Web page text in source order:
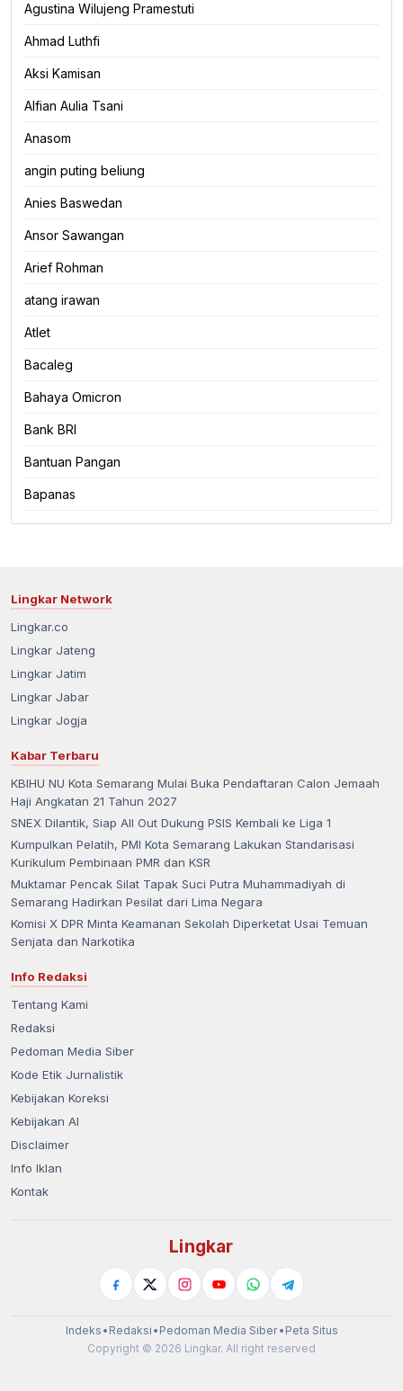
Agustina Wilujeng Pramestuti
Ahmad Luthfi
Aksi Kamisan
Alfian Aulia Tsani
Anasom
angin puting beliung
Anies Baswedan
Ansor Sawangan
Arief Rohman
atang irawan
Atlet
Bacaleg
Bahaya Omicron
Bank BRI
Bantuan Pangan
Bapanas
Lingkar Network
Lingkar.co
Lingkar Jateng
Lingkar Jatim
Lingkar Jabar
Lingkar Jogja
Kabar Terbaru
KBIHU NU Kota Semarang Mulai Buka Pendaftaran Calon Jemaah
Haji Angkatan 21 Tahun 2027
SNEX Dilantik, Siap All Out Dukung PSIS Kembali ke Liga 1
Kumpulkan Pelatih, PMI Kota Semarang Lakukan Standarisasi
Kurikulum Pembinaan PMR dan KSR
Muktamar Pencak Silat Tapak Suci Putra Muhammadiyah di
Semarang Hadirkan Pesilat dari Lima Negara
Komisi X DPR Minta Keamanan Sekolah Diperketat Usai Temuan
Senjata dan Narkotika
Info Redaksi
Tentang Kami
Redaksi
Pedoman Media Siber
Kode Etik Jurnalistik
Kebijakan Koreksi
Kebijakan AI
Disclaimer
Info Iklan
Kontak
Lingkar
Indeks • Redaksi • Pedoman Media Siber• Peta Situs
Copyright © 2026 Lingkar. All right reserved